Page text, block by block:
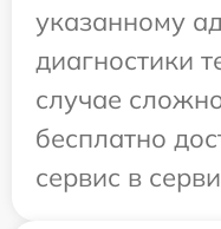
указанному
диагностики
случае
бесплатно
сервис в